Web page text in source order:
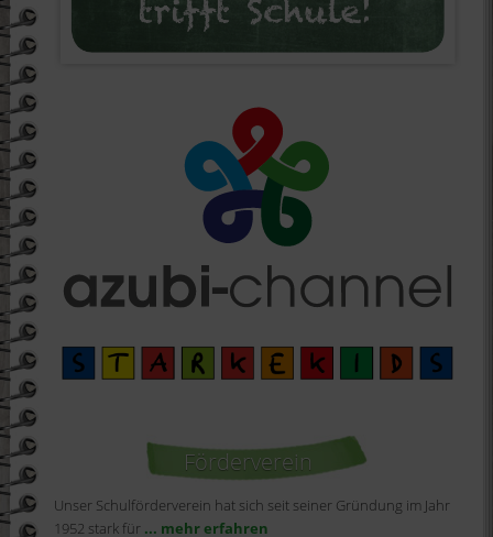
Förderverein
Unser Schulförderverein hat sich seit seiner Gründung im Jahr
1952 stark für ... mehr erfahren